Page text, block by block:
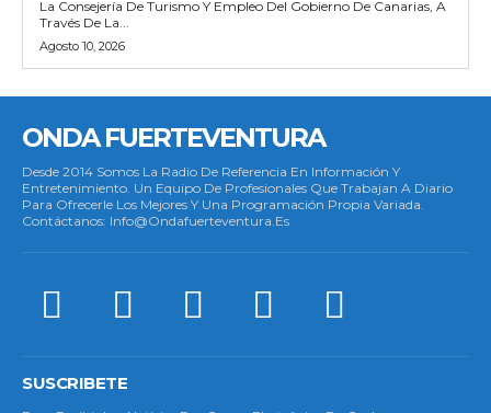
La Consejería De Turismo Y Empleo Del Gobierno De Canarias, A
Través De La...
Agosto 10, 2026
ONDA FUERTEVENTURA
Desde 2014 Somos La Radio De Referencia En Información Y
Entretenimiento. Un Equipo De Profesionales Que Trabajan A Diario
Para Ofrecerle Los Mejores Y Una Programación Propia Variada.
Contáctanos: Info@ondafuerteventura.es
SUSCRIBETE